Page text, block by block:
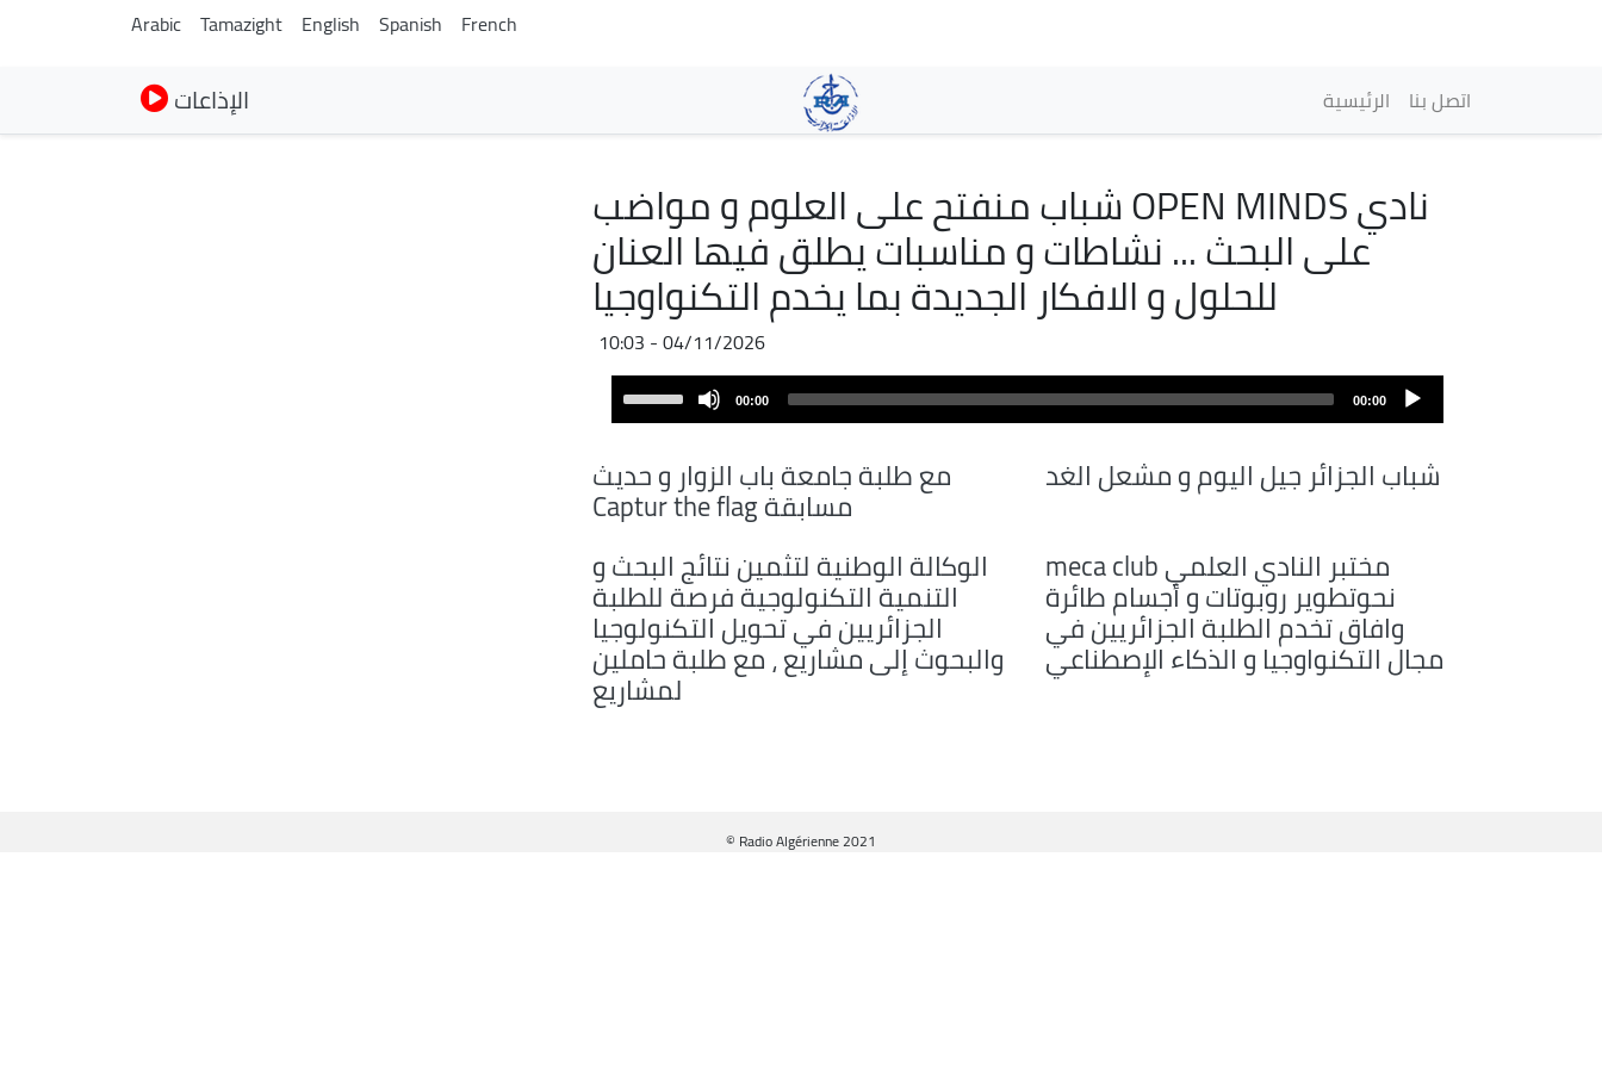
main
content
Arabic Tamazight English Spanish French
الإذاعات Main navigation
الرئيسية اتصل بنا
نادي OPEN MINDS شباب منفتح على العلوم و مواضب
على البحث ... نشاطات و مناسبات يطلق فيها العنان
للحلول و الافكار الجديدة بما يخدم التكنواوجيا
04/11/2026 - 10:03
Audio
Player
00:00
00:00
keys
to
or
decrease
volume.
شباب الجزائر جيل اليوم و مشعل الغد مع طلبة جامعة باب الزوار و حديث
مسابقة Captur the flag
مختبر النادي العلمي meca club
نحوتطوير روبوتات و أجسام طائرة
وافاق تخدم الطلبة الجزائريين في
مجال التكنواوجيا و الذكاء الإصطناعي
الوكالة الوطنية لتثمين نتائج البحث و
التنمية التكنولوجية فرصة للطلبة
الجزائريين في تحويل التكنولوجيا
والبحوث إلى مشاريع ، مع طلبة حاملين
لمشاريع
© Radio Algérienne 2021